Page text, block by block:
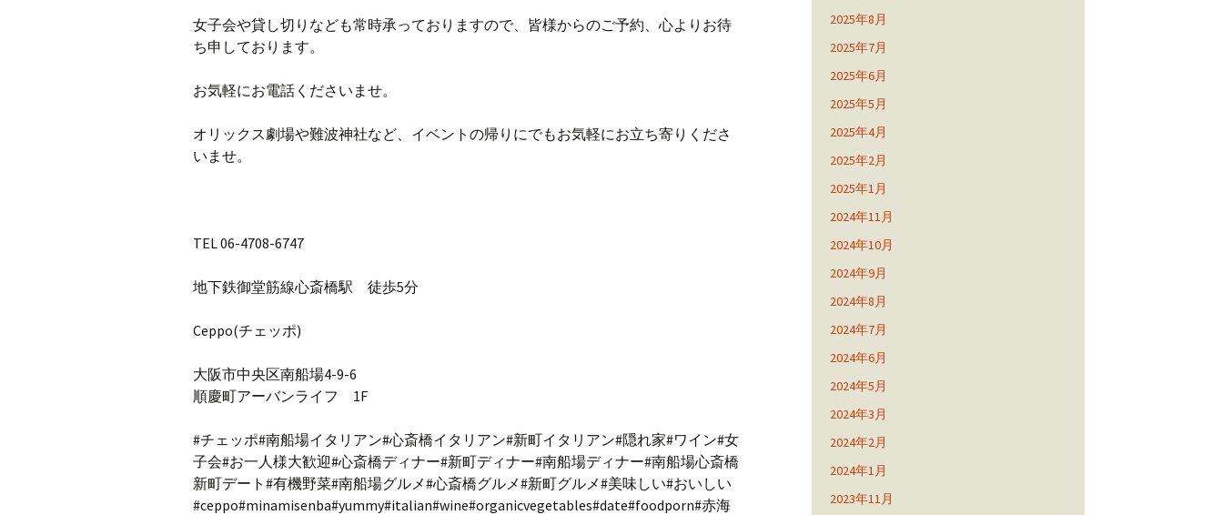
女子会や貸し切りなども常時承っておりますので、皆様からのご予約、心よりお待
ち申しております。
お気軽にお電話くださいませ。
オリックス劇場や難波神社など、イベントの帰りにでもお気軽にお立ち寄りくださ
いませ。
TEL 06-4708-6747
地下鉄御堂筋線心斎橋駅 徒歩5分
Ceppo(チェッポ)
大阪市中央区南船場4-9-6
順慶町アーバンライフ 1F
#チェッポ#南船場イタリアン#心斎橋イタリアン#新町イタリアン#隠れ家#ワイン#女
子会#お一人様大歓迎#心斎橋ディナー#新町ディナー#南船場ディナー#南船場心斎橋
新町デート#有機野菜#南船場グルメ#心斎橋グルメ#新町グルメ#美味しい#おいしい
#ceppo#minamisenba#yummy#italian#wine#organicvegetables#date#foodporn#赤海
2025年8月
2025年7月
2025年6月
2025年5月
2025年4月
2025年2月
2025年1月
2024年11月
2024年10月
2024年9月
2024年8月
2024年7月
2024年6月
2024年5月
2024年3月
2024年2月
2024年1月
2023年11月